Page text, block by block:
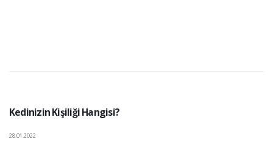
Kedinizin Kişiliği Hangisi?
28.01.2022